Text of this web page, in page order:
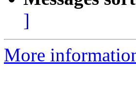
]
More